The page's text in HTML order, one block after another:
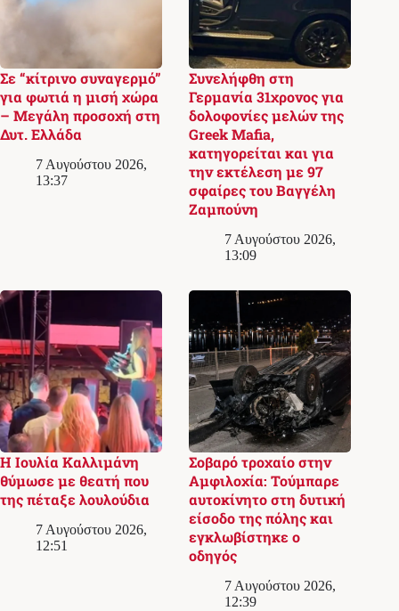
Σε “κίτρινο συναγερμό”
για φωτιά η μισή χώρα
– Μεγάλη προσοχή στη
Δυτ. Ελλάδα
7 Αυγούστου 2026,
13:37
Συνελήφθη στη
Γερμανία 31χρονος για
δολοφονίες μελών της
Greek Mafia,
κατηγορείται και για
την εκτέλεση με 97
σφαίρες του Βαγγέλη
Ζαμπούνη
7 Αυγούστου 2026,
13:09
Η Ιουλία Καλλιμάνη
θύμωσε με θεατή που
της πέταξε λουλούδια
7 Αυγούστου 2026,
12:51
Σοβαρό τροχαίο στην
Αμφιλοχία: Τούμπαρε
αυτοκίνητο στη δυτική
είσοδο της πόλης και
εγκλωβίστηκε ο
οδηγός
7 Αυγούστου 2026,
12:39